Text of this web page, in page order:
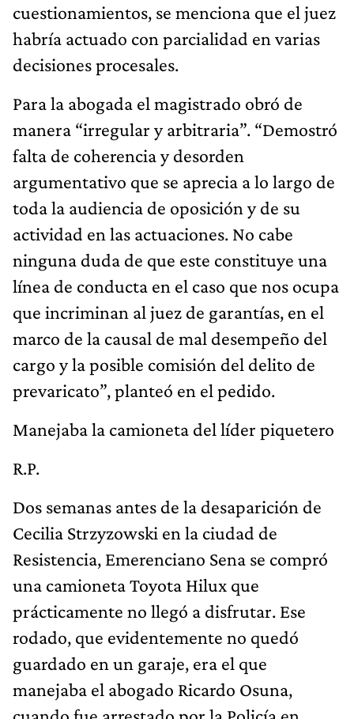
cuestionamientos, se menciona que el juez
habría actuado con parcialidad en varias
decisiones procesales.
Para la abogada el magistrado obró de
manera “irregular y arbitraria”. “Demostró
falta de coherencia y desorden
argumentativo que se aprecia a lo largo de
toda la audiencia de oposición y de su
actividad en las actuaciones. No cabe
ninguna duda de que este constituye una
línea de conducta en el caso que nos ocupa
que incriminan al juez de garantías, en el
marco de la causal de mal desempeño del
cargo y la posible comisión del delito de
prevaricato”, planteó en el pedido.
Manejaba la camioneta del líder piquetero
R.P.
Dos semanas antes de la desaparición de
Cecilia Strzyzowski en la ciudad de
Resistencia, Emerenciano Sena se compró
una camioneta Toyota Hilux que
prácticamente no llegó a disfrutar. Ese
rodado, que evidentemente no quedó
guardado en un garaje, era el que
manejaba el abogado Ricardo Osuna,